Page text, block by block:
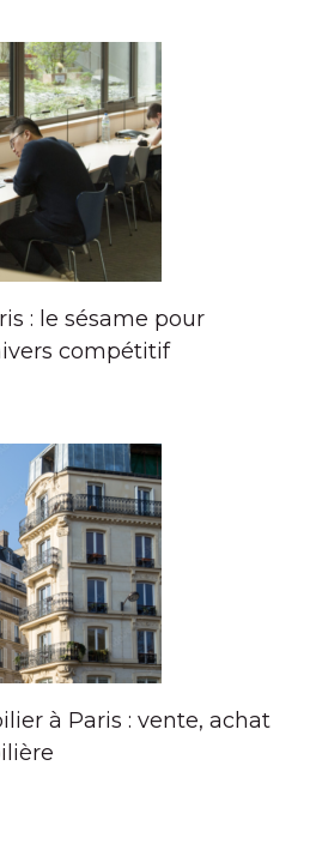
: le sésame pour
compétitif
à Paris : vente, achat